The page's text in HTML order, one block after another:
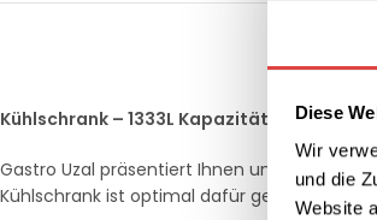
Diese
Wir
und die
Website
Kühlschrank – 1333L Kapazität -18 bis 22°C
Gastro Uzal präsentiert Ihnen unseren
Kühlschrank ist optimal dafür geeignet, Ihre